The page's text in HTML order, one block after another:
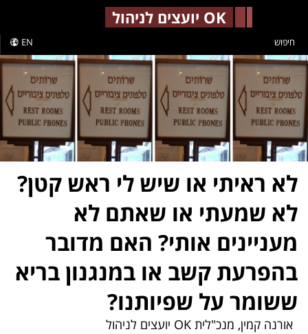
OK יועצים לניהול
EN חיפוש
לא ראיתי או שיש לי ראש קטן?
לא שמעתי או שאתם לא
מעניינים אותי? האם מדובר
בהפרעת קשב או במנגנון בריא
ששומר על שפיותנו?
אורנה קמין, מנכ"לית OK יועצים לניהול